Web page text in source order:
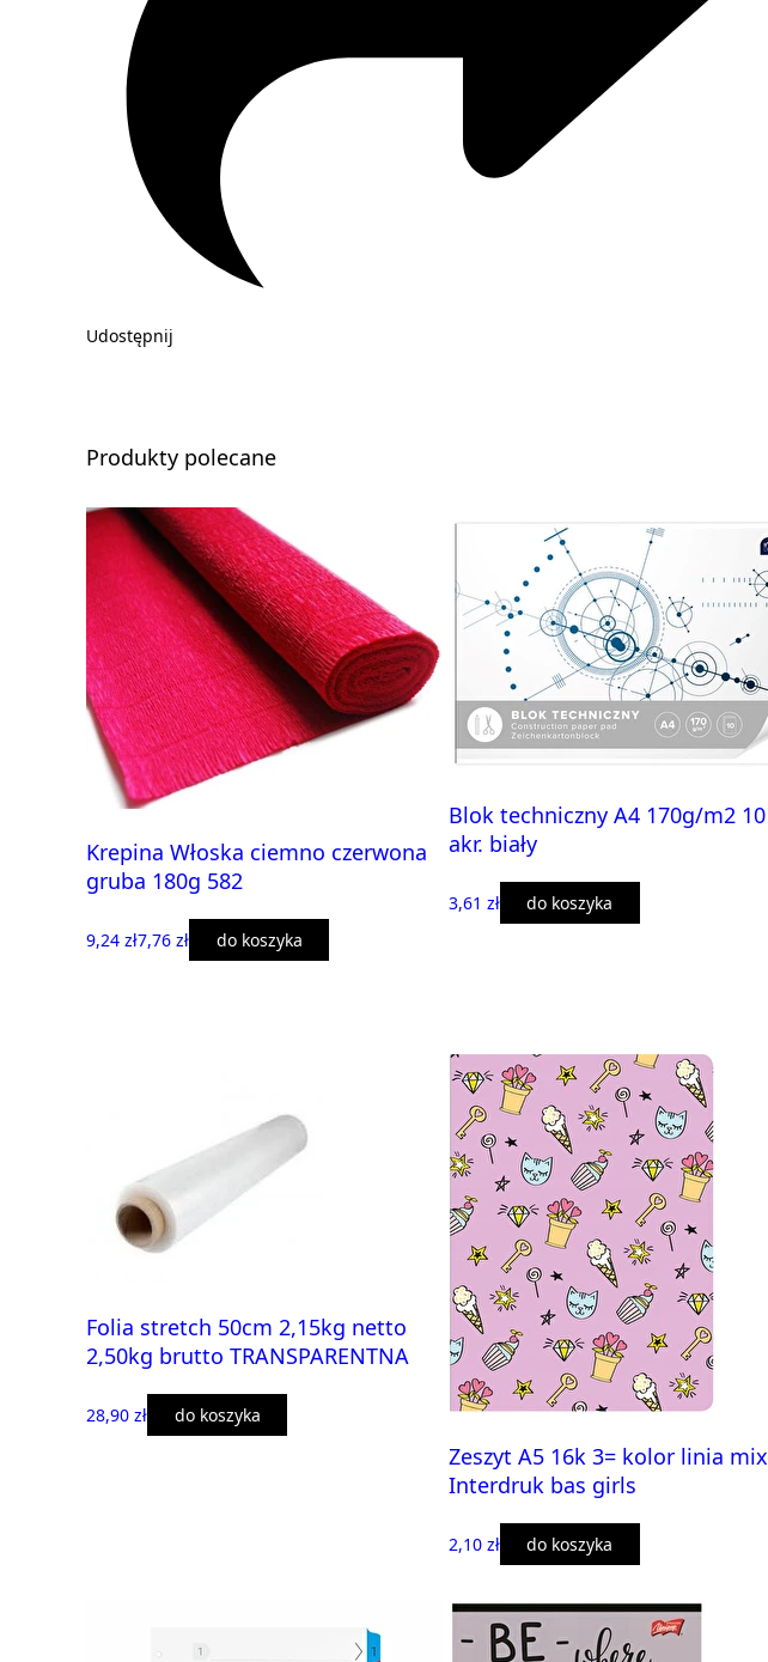
Udostępnij
Produkty polecane
Krepina Włoska ciemno czerwona
gruba 180g 582
9,24 zł7,76 zł do koszyka
Blok techniczny A4 170g/m2 10
akr. biały
3,61 zł do koszyka
Folia stretch 50cm 2,15kg netto
2,50kg brutto TRANSPARENTNA
28,90 zł do koszyka
Zeszyt A5 16k 3= kolor linia mix
Interdruk bas girls
2,10 zł do koszyka